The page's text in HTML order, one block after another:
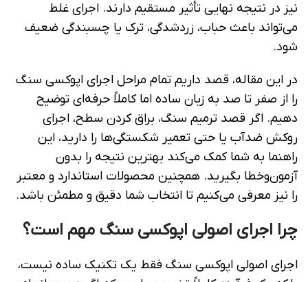
نیز در نتیجه نهایی تأثیر مستقیم دارند. اجرای غلط
می‌تواند باعث حباب، زردشدگی، ترک یا چسبندگی ضعیف
شود.
در این مقاله، قصد داریم تمام مراحل اجرای اپوکسی سنگ
را از صفر تا صد به زبان ساده اما کاملاً حرفه‌ای توضیح
دهیم. اگر قصد ترمیم سنگ، براق کردن سطح، اجرای
روکش ضدآب یا حتی تعمیر شکستگی‌ها را دارید، این
راهنما به شما کمک می‌کند بهترین نتیجه را بدون
آزمون‌وخطا بگیرید. همچنین محصولات استاندارد و معتبر
را نیز معرفی می‌کنیم تا انتخاب شما دقیق و مطمئن باشد.
چرا اجرای اصولی اپوکسی سنگ مهم است؟
اجرای اصولی اپوکسی سنگ فقط یک تکنیک ساده نیست،